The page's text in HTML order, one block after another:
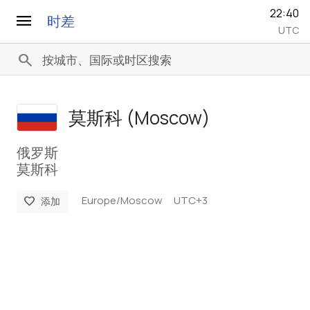
menu 时差 22:40
UTC
search
莫斯科 (Moscow)
俄罗斯
莫斯科
favorite 添加 Europe/Moscow UTC+3